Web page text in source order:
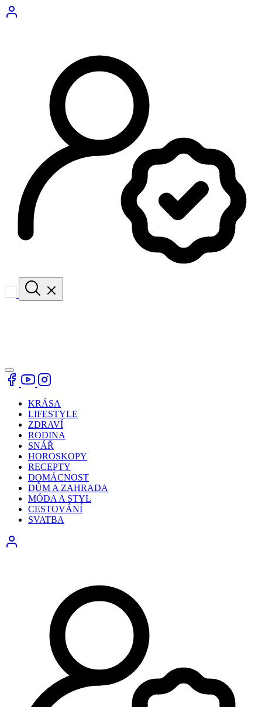
KRÁSA
LIFESTYLE
ZDRAVÍ
RODINA
SNÁŘ
HOROSKOPY
RECEPTY
DOMÁCNOST
DŮM A ZAHRADA
MÓDA A STYL
CESTOVÁNÍ
SVATBA